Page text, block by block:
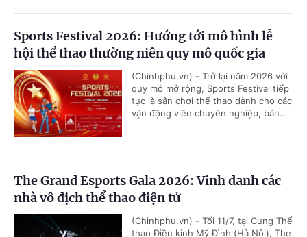
Sports Festival 2026: Hướng tới mô hình lễ
hội thể thao thường niên quy mô quốc gia
(Chinhphu.vn) - Trở lại năm 2026 với
quy mô mở rộng, Sports Festival tiếp
tục là sân chơi thể thao dành cho các
vận động viên chuyên nghiệp, bán...
The Grand Esports Gala 2026: Vinh danh các
nhà vô địch thể thao điện tử
(Chinhphu.vn) - Tối 11/7, tại Cung Thể
thao Điền kinh Mỹ Đình (Hà Nội), The